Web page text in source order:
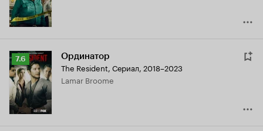
Рейтинг
Кинопоиска
7.6
7.6 Ординатор
The Resident, Сериал, 2018–2023
Lamar Broome